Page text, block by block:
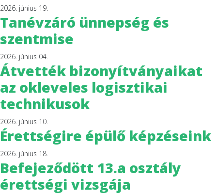
2026. június 19.
Tanévzáró ünnepség és
szentmise
2026. június 04.
Átvették bizonyítványaikat
az okleveles logisztikai
technikusok
2026. június 10.
Érettségire épülő képzéseink
2026. június 18.
Befejeződött 13.a osztály
érettségi vizsgája